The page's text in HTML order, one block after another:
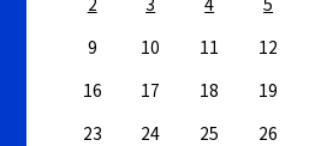
9
10 11 12
16
17 18 19
23
24 25 26